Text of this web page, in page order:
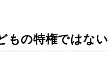
もの特権ではない